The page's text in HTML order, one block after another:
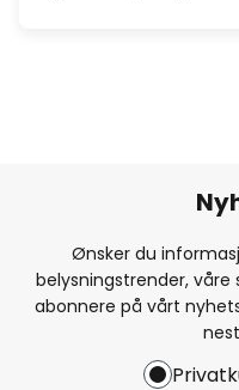
Ønsker du
belysningstrender,
abonnere på vårt